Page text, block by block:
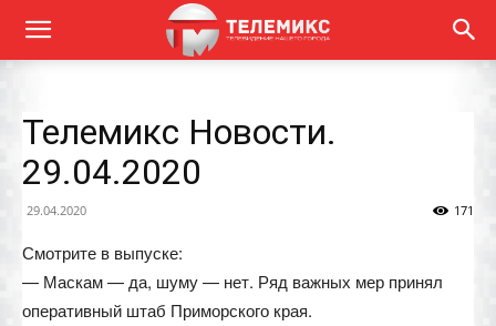
Телемикс Новости.
29.04.2020
29.04.2020 171
Смотрите в выпуске:
— Маскам — да, шуму — нет. Ряд важных мер принял
оперативный штаб Приморского края.